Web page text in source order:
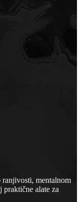
ranjivosti, mentalnom
alate za